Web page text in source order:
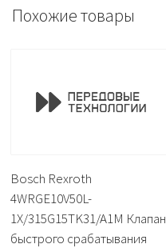
Похожие товары
Bosch Rexroth
4WRGE10V50L-
1X/315G15TK31/A1M Клапан
быстрого срабатывания